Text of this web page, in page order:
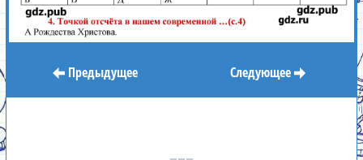
Предыдущее Следующее